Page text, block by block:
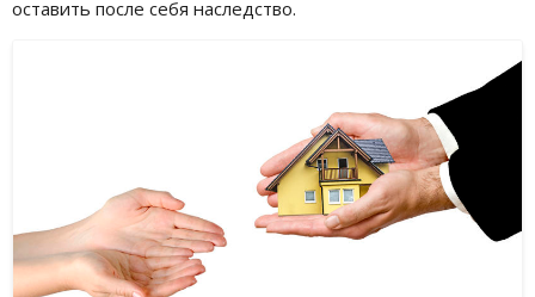
оставить после себя наследство.